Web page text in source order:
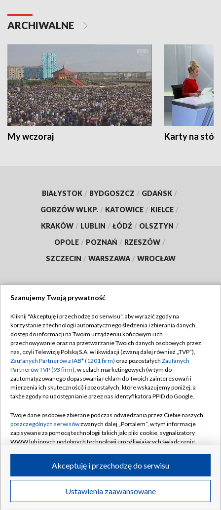
ARCHIWALNE
My wczoraj Karty na
BIAŁYSTOK / BYDGOSZCZ / GDAŃSK /
GORZÓW WLKP. / KATOWICE / KIELCE /
KRAKÓW / LUBLIN / ŁÓDŹ / OLSZTYN /
OPOLE / POZNAŃ / RZESZÓW /
SZCZECIN / WARSZAWA / WROCŁAW
TVP
Abonament TVP
Emisja w TVP
Centrum informacji TVP
Naziemna Telewizja Cyfrowa
Rada Programowa
System NOS
Informacje o nadawcy
Program dla prasy
Ogłoszenie przetargowe
Regulamin TVP
Polityka prywatności
Moje zgody
Pomoc
Kontakt
Kanały
©2026 Telewizja Polska S.A. w likwidacji
Szanujemy Twoją prywatność
Kliknij "Akceptuję i przechodzę do serwisu", aby wyrazić zgody na
korzystanie z technologii automatycznego śledzenia i zbierania danych,
dostęp do informacji na Twoim urządzeniu końcowym i ich
przechowywanie oraz na przetwarzanie Twoich danych osobowych przez
nas, czyli Telewizję Polską S.A. w likwidacji (zwaną dalej również „TVP”),
Zaufanych Partnerów z IAB* (1201 firm) oraz pozostałych Zaufanych
Partnerów TVP (93 firm), w celach marketingowych (w tym do
zautomatyzowanego dopasowania reklam do Twoich zainteresowań i
mierzenia ich skuteczności) i pozostałych, które wskazujemy poniżej, a
także zgody na udostępnianie przez nas identyfikatora PPID do Google.
Twoje dane osobowe zbierane podczas odwiedzania przez Ciebie naszych
poszczególnych serwisówzwanych dalej „Portalem”, w tym informacje
zapisywane za pomocą technologii takich jak: pliki cookie, sygnalizatory
WWW lub innych podobnych technologii umożliwiających świadczenie
ruchu w Internecie.
Twoje dane osobowe zbierane podczas odwiedzania przez Ciebie
poszczególnych serwisówna Portalu, takie jak adresy IP, identyfikatory
Ustawienia zaawansowane
Akceptuję i przechodzę do serwisu